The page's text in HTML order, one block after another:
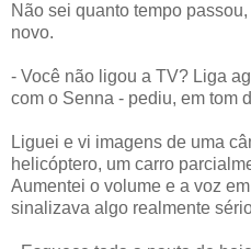
Não sei quanto tempo
novo.
- Você não ligou a TV? Liga
com o Senna - pediu, em tom
Liguei e vi imagens de uma
helicóptero, um carro
Aumentei o volume e a voz
sinalizava algo realmente